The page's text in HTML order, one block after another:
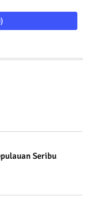
Seribu